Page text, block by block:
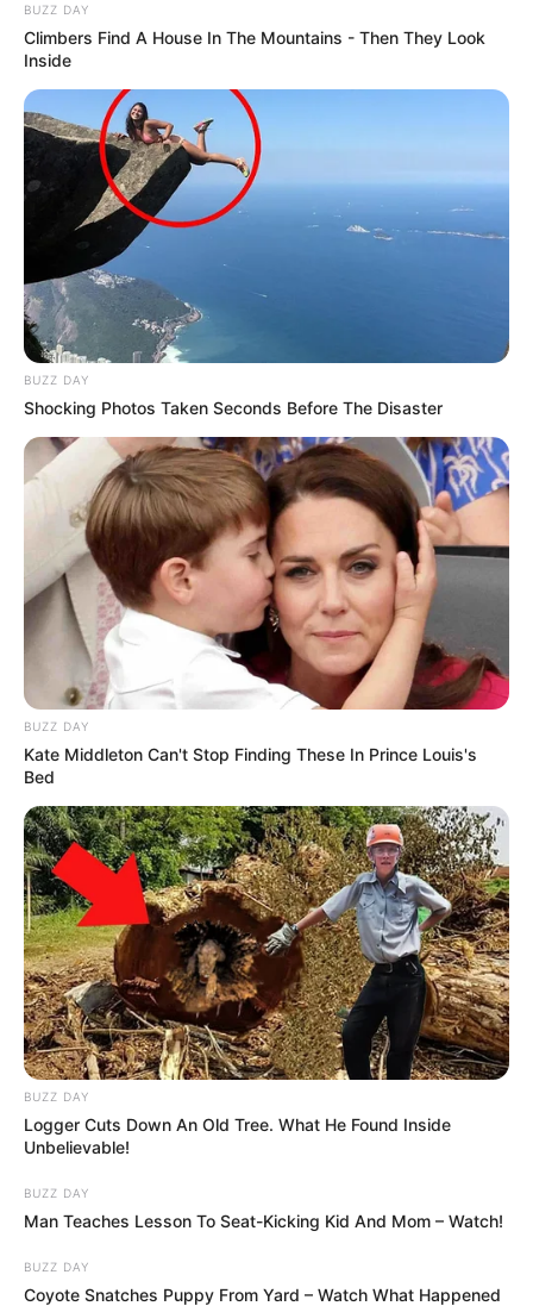
BUZZ DAY
Climbers Find A House In The Mountains - Then They Look
Inside
BUZZ DAY
Shocking Photos Taken Seconds Before The Disaster
BUZZ DAY
Kate Middleton Can't Stop Finding These In Prince Louis's
Bed
BUZZ DAY
Logger Cuts Down An Old Tree. What He Found Inside
Unbelievable!
BUZZ DAY
Man Teaches Lesson To Seat-Kicking Kid And Mom – Watch!
BUZZ DAY
Coyote Snatches Puppy From Yard – Watch What Happened